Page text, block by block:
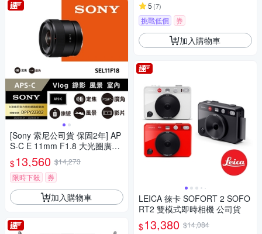
[Sony 索尼公司貨 保固2年] AP
S-C E 11mm F1.8 大光圈廣角
定焦鏡 SEL11F18
$13,560 $14,273
限時下殺
券
加入購物車
5 (7)
挑戰低價 券
加入購物車
LEICA 徠卡 SOFORT 2 SOFO
RT2 雙模式即時相機 公司貨
$13,380 $14,084